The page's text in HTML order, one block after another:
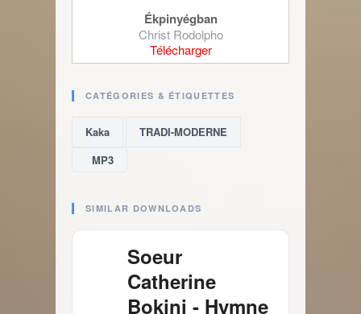
Ékpinyégban
Christ Rodolpho
Télécharger
CATÉGORIES & ÉTIQUETTES
Kaka
TRADI-MODERNE
MP3
SIMILAR DOWNLOADS
Soeur
Catherine
Bokini - Hymne